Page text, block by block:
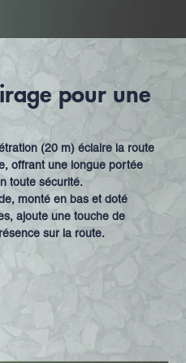
pour une
(20 m) éclaire la route
offrant une longue portée
toute sécurité.
monté en bas et doté
ajoute une touche de
sur la route.